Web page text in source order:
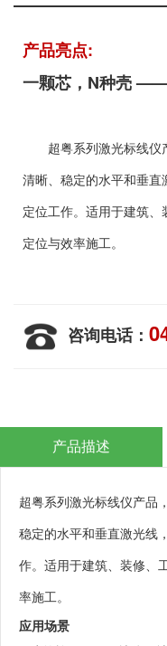
产品亮点:
一颗芯，N种壳 ——
超粤系列激光标线
清晰、稳定的水平和垂
定位工作。适用于建筑
定位与效率施工。
咨询电话：
产品描述
超粤系列激光标线仪产品
稳定的水平和垂直激光线
作。适用于建筑、装修、
率施工。
应用场景